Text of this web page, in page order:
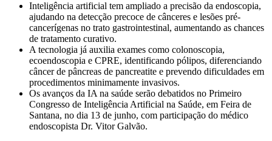
Inteligência artificial tem ampliado a precisão da endoscopia,
ajudando na detecção precoce de cânceres e lesões pré-
cancerígenas no trato gastrointestinal, aumentando as chances
de tratamento curativo.
A tecnologia já auxilia exames como colonoscopia,
ecoendoscopia e CPRE, identificando pólipos, diferenciando
câncer de pâncreas de pancreatite e prevendo dificuldades em
procedimentos minimamente invasivos.
Os avanços da IA na saúde serão debatidos no Primeiro
Congresso de Inteligência Artificial na Saúde, em Feira de
Santana, no dia 13 de junho, com participação do médico
endoscopista Dr. Vitor Galvão.